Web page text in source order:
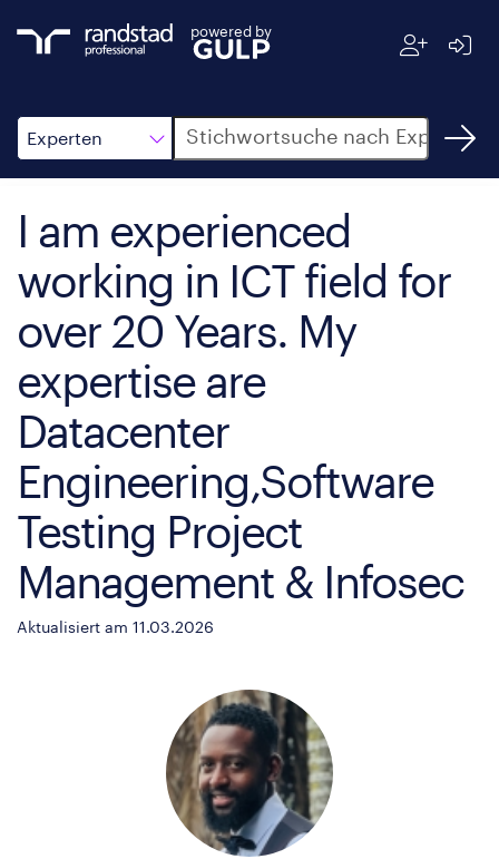
powered by
Experten
Suche
I am experienced
working in ICT field for
over 20 Years. My
expertise are
Datacenter
Engineering,Software
Testing Project
Management & Infosec
Aktualisiert am 11.03.2026